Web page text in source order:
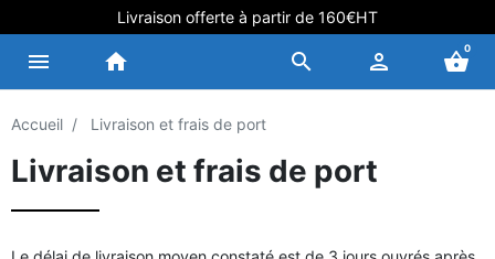
Livraison offerte à partir de 160€HT
menu home search person shopping_basket
0
Accueil Livraison et frais de port
Livraison et frais de port